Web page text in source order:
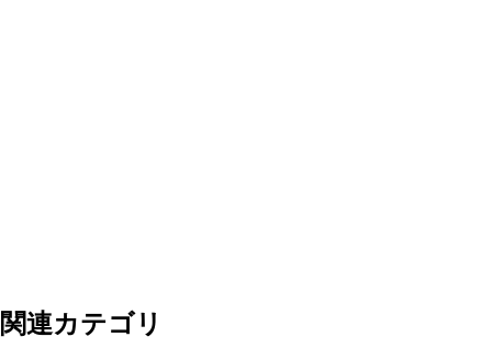
関連カテゴリ